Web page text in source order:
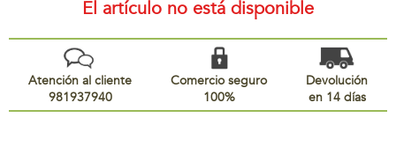
El artículo no está disponible
Atención al cliente
981937940
Comercio seguro
100%
Devolución
en 14 días